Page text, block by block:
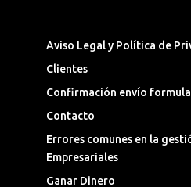
Aviso Legal y Política de
Clientes
Confirmación envío
Contacto
Errores comunes en la
Empresariales
Ganar Dinero